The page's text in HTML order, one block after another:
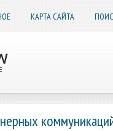
КАРТА САЙТА